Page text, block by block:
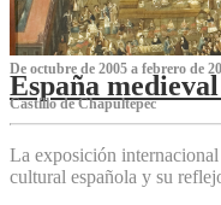
De octubre de 2005 a febrero de
España
Castillo de Chapultepec
La exposición
cultural española y su